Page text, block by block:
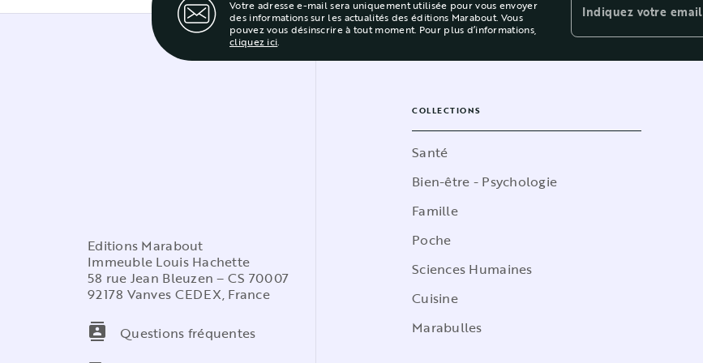
Votre adresse e-mail sera uniquement utilisée pour vous envoyer
des informations sur les actualités des éditions Marabout. Vous
pouvez vous désinscrire à tout moment. Pour plus d’informations,
cliquez ici.
Indiquez votre email
Editions Marabout
Immeuble Louis Hachette
58 rue Jean Bleuzen – CS 70007
92178 Vanves CEDEX, France
contacts
Questions fréquentes
COLLECTIONS
Santé
Bien-être - Psychologie
Famille
Poche
Sciences Humaines
Cuisine
Marabulles